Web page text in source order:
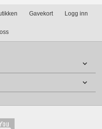
Gavekort Logg inn